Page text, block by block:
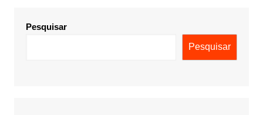
Pesquisar
Pesquisar